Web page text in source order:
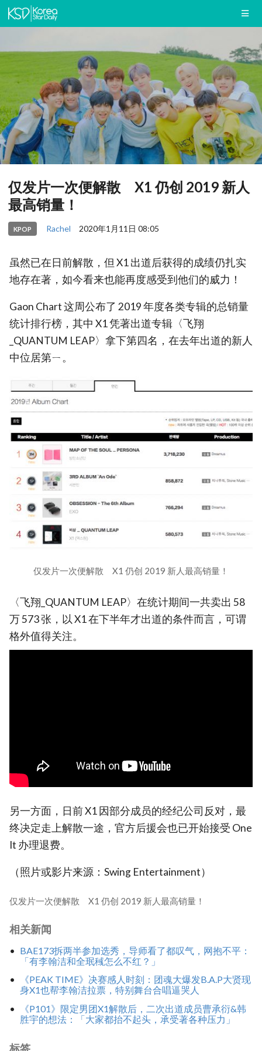
仅发片一次便解散 X1 仍创 2019 新人
最高销量！
KPOP Rachel 2020年1月11日 08:05
虽然已在日前解散，但 X1 出道后获得的成绩仍扎实
地存在著，如今看来也能再度感受到他们的威力！
Gaon Chart 这周公布了 2019 年度各类专辑的总销量
统计排行榜，其中 X1 凭著出道专辑〈飞翔
_QUANTUM LEAP〉拿下第四名，在去年出道的新人
中位居第ㄧ。
仅发片一次便解散 X1 仍创 2019 新人最高销量！
〈飞翔_QUANTUM LEAP〉在统计期间一共卖出 58
万 573 张，以 X1 在下半年才出道的条件而言，可谓
格外值得关注。
另一方面，日前 X1 因部分成员的经纪公司反对，最
终决定走上解散一途，官方后援会也已开始接受 One
It 办理退费。
（照片或影片来源：Swing Entertainment）
仅发片一次便解散 X1 仍创 2019 新人最高销量！
相关新闻
BAE173拆两半参加选秀，导师看了都叹气，网抱不平：
「有李翰洁和全珉稶怎么不红？」
《PEAK TIME》决赛感人时刻：团魂大爆发B.A.P大贤现
身X1也帮李翰洁拉票，特别舞台合唱逼哭人
《P101》限定男团X1解散后，二次出道成员曹承衍&韩
胜宇的想法：「大家都抬不起头，承受著各种压力」
标签